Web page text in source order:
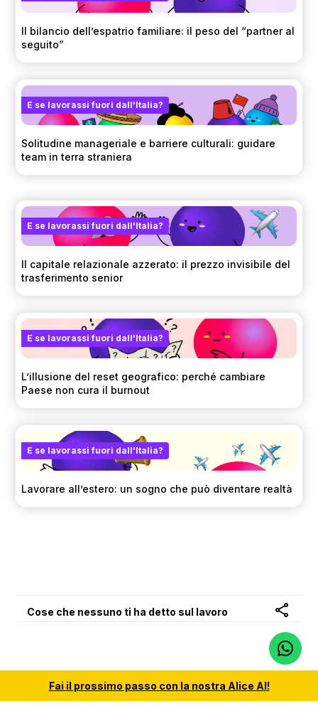
Il bilancio dell’espatrio familiare: il peso del “partner al
seguito”
E se lavorassi fuori dall'Italia?
Solitudine manageriale e barriere culturali: guidare
team in terra straniera
E se lavorassi fuori dall'Italia?
Il capitale relazionale azzerato: il prezzo invisibile del
trasferimento senior
E se lavorassi fuori dall'Italia?
L’illusione del reset geografico: perché cambiare
Paese non cura il burnout
E se lavorassi fuori dall'Italia?
Lavorare all’estero: un sogno che può diventare realtà
Cose che nessuno ti ha detto sul lavoro
Fai il prossimo passo con la nostra Alice AI!